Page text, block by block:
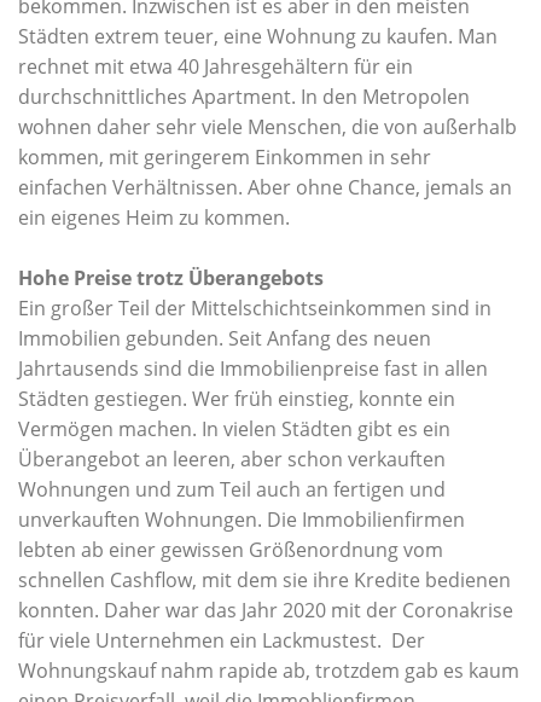
bekommen. Inzwischen ist es aber in den meisten
Städten extrem teuer, eine Wohnung zu kaufen. Man
rechnet mit etwa 40 Jahresgehältern für ein
durchschnittliches Apartment. In den Metropolen
wohnen daher sehr viele Menschen, die von außerhalb
kommen, mit geringerem Einkommen in sehr
einfachen Verhältnissen. Aber ohne Chance, jemals an
ein eigenes Heim zu kommen.
Hohe Preise trotz Überangebots
Ein großer Teil der Mittelschichtseinkommen sind in
Immobilien gebunden. Seit Anfang des neuen
Jahrtausends sind die Immobilienpreise fast in allen
Städten gestiegen. Wer früh einstieg, konnte ein
Vermögen machen. In vielen Städten gibt es ein
Überangebot an leeren, aber schon verkauften
Wohnungen und zum Teil auch an fertigen und
unverkauften Wohnungen. Die Immobilienfirmen
lebten ab einer gewissen Größenordnung vom
schnellen Cashflow, mit dem sie ihre Kredite bedienen
konnten. Daher war das Jahr 2020 mit der Coronakrise
für viele Unternehmen ein Lackmustest. Der
Wohnungskauf nahm rapide ab, trotzdem gab es kaum